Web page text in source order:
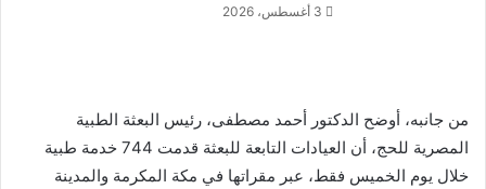
3 أغسطس، 2026
من جانبه، أوضح الدكتور أحمد مصطفى، رئيس البعثة الطبية
المصرية للحج، أن العيادات التابعة للبعثة قدمت 744 خدمة طبية
خلال يوم الخميس فقط، عبر مقراتها في مكة المكرمة والمدينة